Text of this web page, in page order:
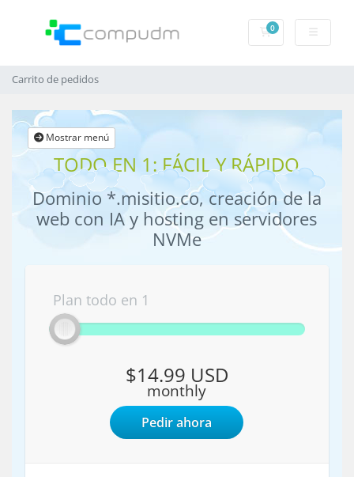
0Carrito de
Carrito de pedidos
Mostrar menú
TODO EN 1: FÁCIL Y RÁPIDO
Dominio *.misitio.co, creación de la
web con IA y hosting en servidores
NVMe
Plan todo en 1
$14.99 USD
monthly
Pedir ahora